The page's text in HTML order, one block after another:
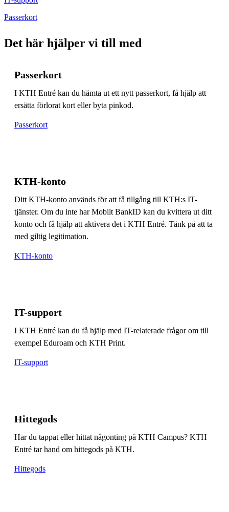
Passerkort
Det här hjälper vi till med
Passerkort
I KTH Entré kan du hämta ut ett nytt passerkort, få hjälp att
ersätta förlorat kort eller byta pinkod.
Passerkort
KTH-konto
Ditt KTH-konto används för att få tillgång till KTH:s IT-
tjänster. Om du inte har Mobilt BankID kan du kvittera ut ditt
konto och få hjälp att aktivera det i KTH Entré. Tänk på att ta
med giltig legitimation.
KTH-konto
IT-support
I KTH Entré kan du få hjälp med IT-relaterade frågor om till
exempel Eduroam och KTH Print.
IT-support
Hittegods
Har du tappat eller hittat någonting på KTH Campus? KTH
Entré tar hand om hittegods på KTH.
Hittegods